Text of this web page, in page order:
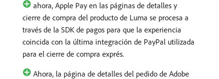
ahora, Apple Pay en las páginas de detalles y
cierre de compra del producto de Luma se procesa a
través de la SDK de pagos para que la experiencia
coincida con la última integración de PayPal utilizada
para el cierre de compra exprés.
Ahora, la página de detalles del pedido de Adobe